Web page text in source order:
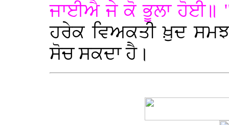
ਜਾਈਐ ਜੇ ਕੋ ਭੂਲਾ ਹੋਈ॥
ਹਰੇਕ ਵਿਅਕਤੀ ਖ਼ੁਦ
ਸੋਚ ਸਕਦਾ ਹੈ।